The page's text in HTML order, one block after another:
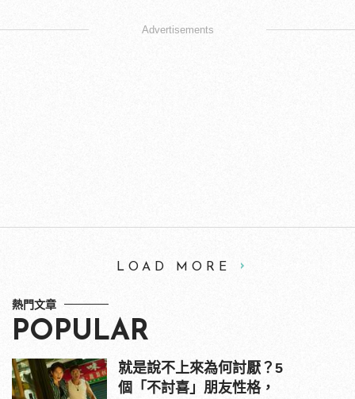
Advertisements
LOAD MORE
熱門文章
POPULAR
就是說不上來為何討厭？5
個「不討喜」朋友性格，